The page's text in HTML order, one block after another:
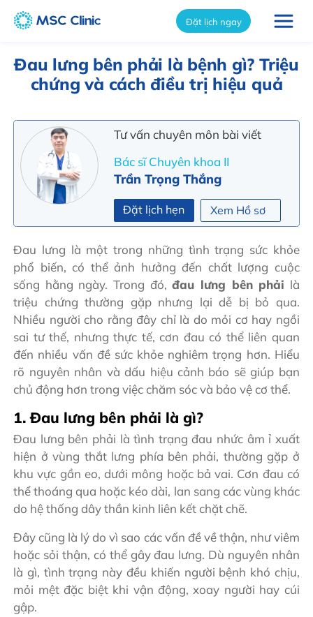
Đặt lịch ngay
Đau lưng bên phải là bệnh gì? Triệu
chứng và cách điều trị hiệu quả
Tư vấn chuyên môn bài viết
Bác sĩ Chuyên khoa II
Trần Trọng Thắng
Đặt lịch hẹn Xem Hồ sơ
Đau lưng là một trong những tình trạng sức khỏe
phổ biến, có thể ảnh hưởng đến chất lượng cuộc
sống hằng ngày. Trong đó,đau lưng bên phải là
triệu chứng thường gặp nhưng lại dễ bị bỏ qua.
Nhiều người cho rằng đây chỉ là do mỏi cơ hay ngồi
sai tư thế, nhưng thực tế, cơn đau có thể liên quan
đến nhiều vấn đề sức khỏe nghiêm trọng hơn. Hiểu
rõ nguyên nhân và dấu hiệu cảnh báo sẽ giúp bạn
chủ động hơn trong việc chăm sóc và bảo vệ cơ thể.
1. Đau lưng bên phải là gì?
Đau lưng bên phải là tình trạng đau nhức âm ỉ xuất
hiện ở vùng thắt lưng phía bên phải, thường gặp ở
khu vực gần eo, dưới mông hoặc bả vai. Cơn đau có
thể thoáng qua hoặc kéo dài, lan sang các vùng khác
do hệ thống dây thần kinh liên kết chặt chẽ.
Đây cũng là lý do vì sao các vấn đề về thận, như viêm
hoặc sỏi thận, có thể gây đau lưng. Dù nguyên nhân
là gì, tình trạng này đều khiến người bệnh khó chịu,
mỏi mệt đặc biệt khi vận động, xoay người hay cúi
gập.